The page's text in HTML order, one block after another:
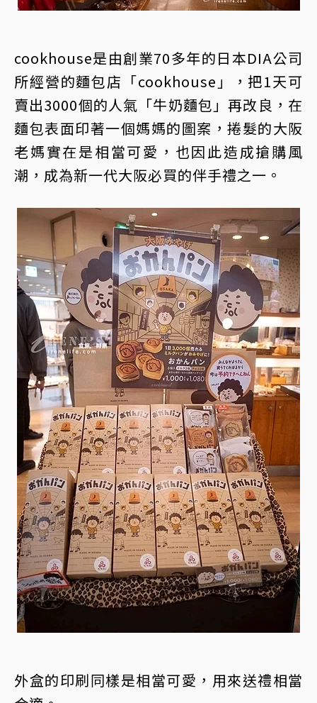
cookhouse是由創業70多年的日本DIA公司
所經營的麵包店「cookhouse」，把1天可
賣出3000個的人氣「牛奶麵包」再改良，在
麵包表面印著一個媽媽的圖案，捲髮的大阪
老媽實在是相當可愛，也因此造成搶購風
潮，成為新一代大阪必買的伴手禮之一。
外盒的印刷同樣是相當可愛，用來送禮相當